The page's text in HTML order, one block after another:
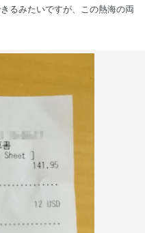
るみたいですが、この熱海の両